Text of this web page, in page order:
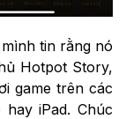
tin rằng nó
Hotpot Story,
game trên các
iPad. Chúc